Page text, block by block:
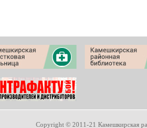
Copyright © 2011-21 Камешкирская